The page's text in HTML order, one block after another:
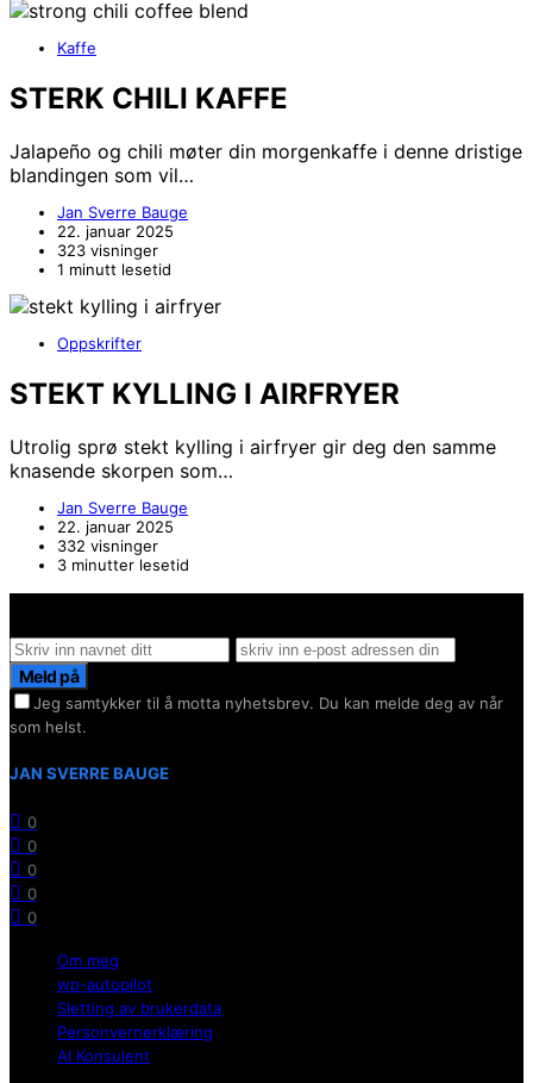
Kaffe
STERK CHILI KAFFE
Jalapeño og chili møter din morgenkaffe i denne dristige
blandingen som vil…
Jan Sverre Bauge
22. januar 2025
323 visninger
1 minutt lesetid
Oppskrifter
STEKT KYLLING I AIRFRYER
Utrolig sprø stekt kylling i airfryer gir deg den samme
knasende skorpen som…
Jan Sverre Bauge
22. januar 2025
332 visninger
3 minutter lesetid
Meld på
Jeg samtykker til å motta nyhetsbrev. Du kan melde deg av når
som helst.
JAN SVERRE BAUGE
0
0
0
0
0
Om meg
wp-autopilot
Sletting av brukerdata
Personvernerklæring
AI Konsulent